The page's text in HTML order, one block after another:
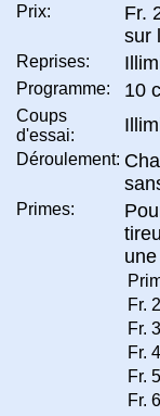
Prix:
Fr.
sur
Reprises:
Programme: 10
Coups
d'essai:
Déroulement:
Primes:
Fr.
Fr.
Fr.
Fr.
Fr.